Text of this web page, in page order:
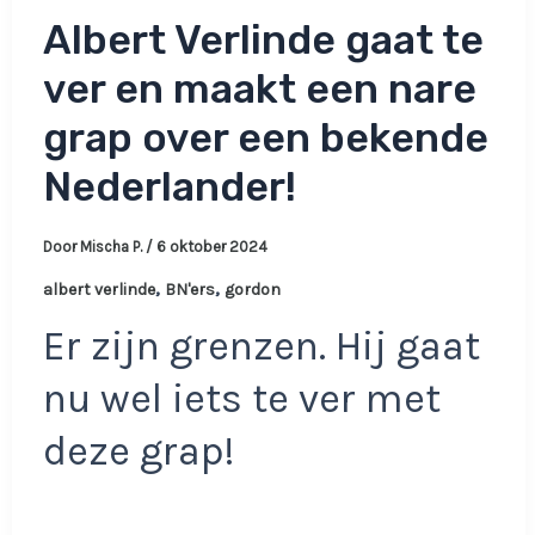
Albert Verlinde gaat te
ver en maakt een nare
grap over een bekende
Nederlander!
Door Mischa P. / 6 oktober 2024
albert verlinde, BN'ers, gordon
Er zijn grenzen. Hij gaat
nu wel iets te ver met
deze grap!